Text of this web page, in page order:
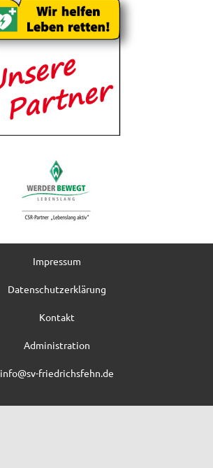
Impressum
Datenschutzerklärung
Kontakt
Administration
info@sv-friedrichsfehn.de